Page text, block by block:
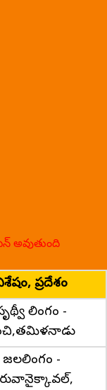
అవుతుంది
ప్రదేశం
లింగం -
జలలింగం -